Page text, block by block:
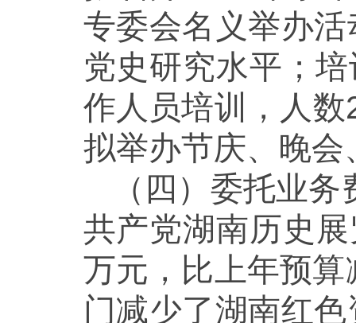
专委会名义举办
党史研究水平；
作人员培训，人
拟举办节庆、晚
（四）委托业
共产党湖南历史
万元，比上年预
门减少了湖南红